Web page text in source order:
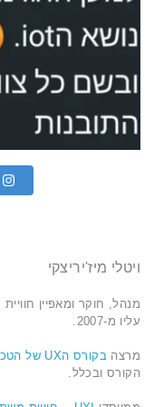
ויטלי מיז'יריצקי
מנהל, חוקר ומאפיין
עליו מ-2007.
מרצה בקורס הUX של הטכניון בתל אביב
הקורס ובכלל.